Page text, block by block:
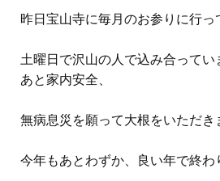
昨日宝山寺に毎月のお参りに行っ
土曜日で沢山の人で込み合って
あと家内安全、
無病息災を願って大根をいただき
今年もあとわずか、良い年で終わ